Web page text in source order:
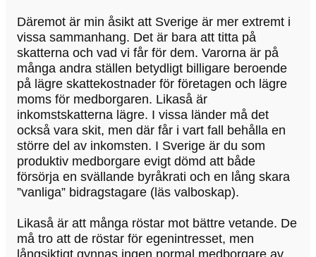
Däremot är min åsikt att Sverige är mer extremt i
vissa sammanhang. Det är bara att titta på
skatterna och vad vi får för dem. Varorna är på
många andra ställen betydligt billigare beroende
på lägre skattekostnader för företagen och lägre
moms för medborgaren. Likaså är
inkomstskatterna lägre. I vissa länder må det
också vara skit, men där får i vart fall behålla en
större del av inkomsten. I Sverige är du som
produktiv medborgare evigt dömd att både
försörja en svällande byråkrati och en lång skara
”vanliga” bidragstagare (läs valboskap).
Likaså är att många röstar mot bättre vetande. De
må tro att de röstar för egenintresset, men